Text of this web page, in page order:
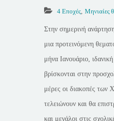
4 Εποχές, Μηνιαίες
Στην σημερινή
μια προτεινόμενη
μήνα Ιανουάριο,
βρίσκονται στην
μέρες οι διακοπές των
τελειώνουν και θα
και μεγάλοι στις